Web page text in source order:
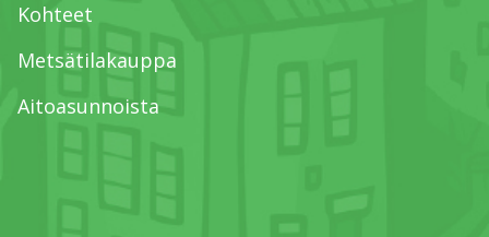
Kohteet
Metsätilakauppa
Aitoasunnoista